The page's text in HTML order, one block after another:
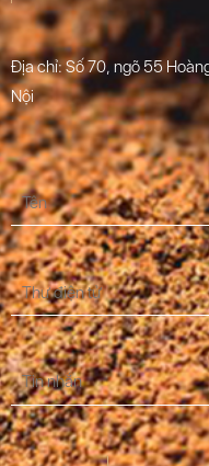
Địa chỉ: Số 70, ngõ 55
Nội